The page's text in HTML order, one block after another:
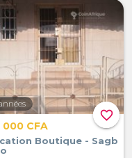
favorite_border
000 CFA
Boutique - Sagb